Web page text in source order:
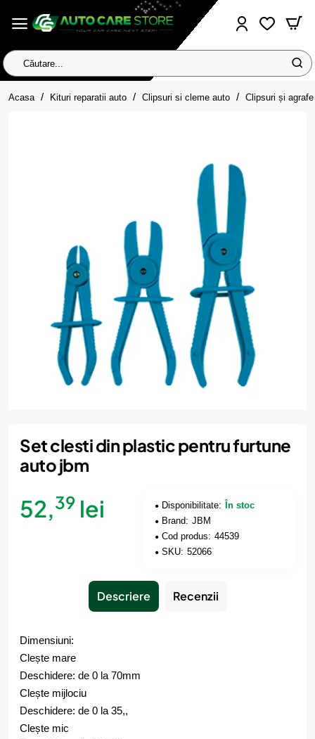
Căutare...
Acasa homeKituri reparatii auto Clipsuri si cleme auto Clipsuri și
Set clesti din plastic pentru furtune
auto jbm
52,39 lei Disponibilitate:
În stoc
Brand: JBM
Cod produs: 44539
SKU: 52066
Descriere Recenzii
Dimensiuni:
Clește mare
Deschidere: de 0 la 70mm
Clește mijlociu
Deschidere: de 0 la 35,,
Clește mic